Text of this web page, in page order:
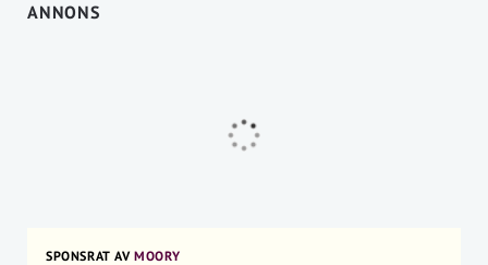
ANNONS
SPONSRAT AVMOORY